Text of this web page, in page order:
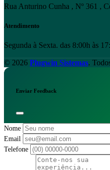
Rua Anturino Cunha , Nº 361 ,
Atendimento
Segunda à Sexta. das 8:00h às
© 2026 Plugwin Sistemas.
Enviar Feedback
Nome
Email
Telefone